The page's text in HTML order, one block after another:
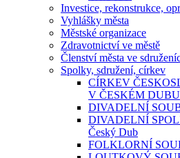
Investice, rekonstrukce,
Vyhlášky města
Městské organizace
Zdravotnictví ve městě
Členství města ve
Spolky, sdružení, církev
CÍRKEV
V ČESKÉM DUBU
DIVADELNÍ
DIVADELNÍ
Český Dub
FOLKLORNÍ